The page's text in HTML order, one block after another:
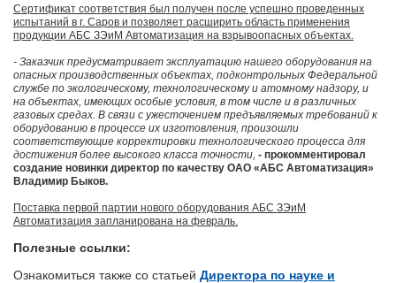
Сертификат соответствия был получен после успешно проведенных
испытаний в г. Саров и позволяет расширить область применения
продукции АБС ЗЭиМ Автоматизация на взрывоопасных объектах.
- Заказчик предусматривает эксплуатацию нашего оборудования на
опасных производственных объектах, подконтрольных Федеральной
службе по экологическому, технологическому и атомному надзору, и
на объектах, имеющих особые условия, в том числе и в различных
газовых средах. В связи с ужесточением предъявляемых требований к
оборудованию в процессе их изготовления, произошли
соответствующие корректировки технологического процесса для
достижения более высокого класса точности, - прокомментировал
создание новинки директор по качеству ОАО «АБС Автоматизация»
Владимир Быков.
Поставка первой партии нового оборудования АБС ЗЭиМ
Автоматизация запланирована на февраль.
Полезные ссылки:
Ознакомиться также со статьей Директора по науке и